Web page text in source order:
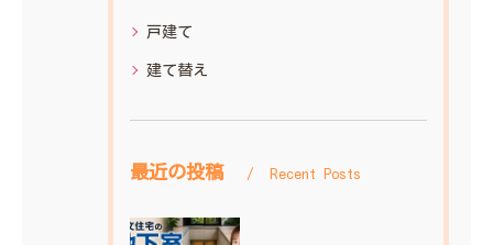
戸建て
建て替え
最近の投稿 Recent Posts